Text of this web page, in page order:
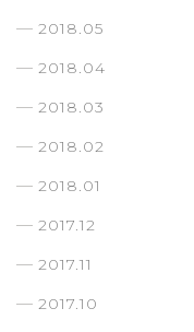
2018.05
2018.04
2018.03
2018.02
2018.01
2017.12
2017.11
2017.10